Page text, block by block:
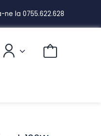
ne la0755.622.628